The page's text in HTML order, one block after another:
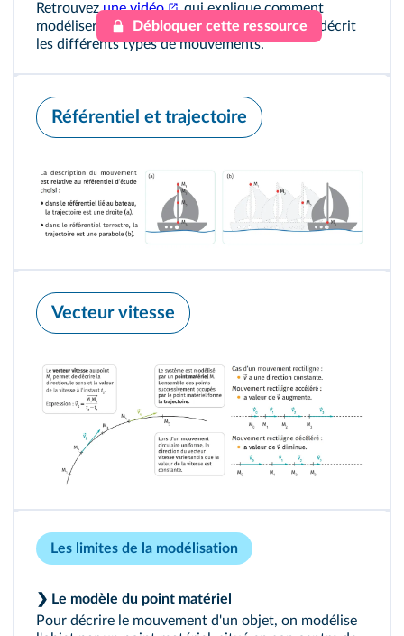
Retrouvezune vidéo
qui explique comment
modéliser un mouvement etune autre
qui décrit
les différents types de mouvements.
Débloquer cette ressource
Référentiel et trajectoire
Vecteur vitesse
Les limites de la modélisation
❯ Le modèle du point matériel
Pour décrire le mouvement d'un objet, on modélise